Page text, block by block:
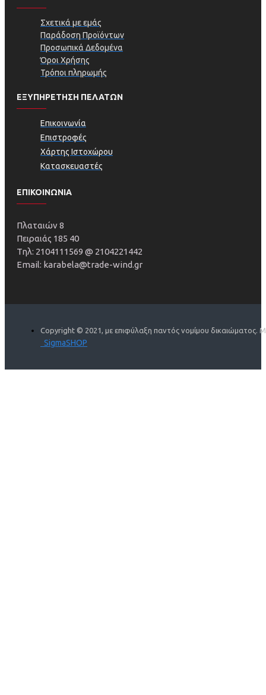
Σχετικά με εμάς
Παράδοση Προϊόντων
Προσωπικά Δεδομένα
Όροι Χρήσης
Τρόποι πληρωμής
ΕΞΥΠΗΡΕΤΗΣΗ ΠΕΛΑΤΩΝ
Επικοινωνία
Επιστροφές
Χάρτης Ιστοχώρου
Κατασκευαστές
ΕΠΙΚΟΙΝΩΝΙΑ
Πλαταιών 8
Πειραιάς 185 40
Τηλ: 2104111569 @ 2104221442
Email: karabela@trade-wind.gr
Copyright © 2021, με επιφύλαξη παντός νομίμου δικαιώματος.
SigmaSHOP